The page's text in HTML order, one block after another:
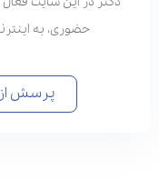
حضوری، به
پرسش از